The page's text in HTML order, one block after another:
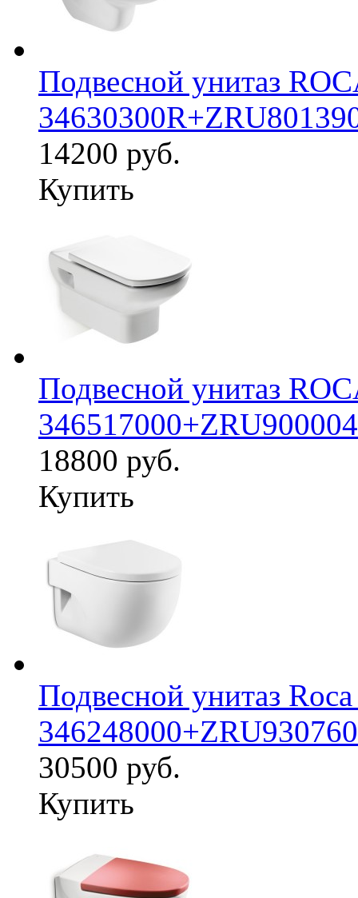
Подвесной унитаз
14200 руб.
Купить
Подвесной унитаз
18800 руб.
Купить
Подвесной унитаз
30500 руб.
Купить